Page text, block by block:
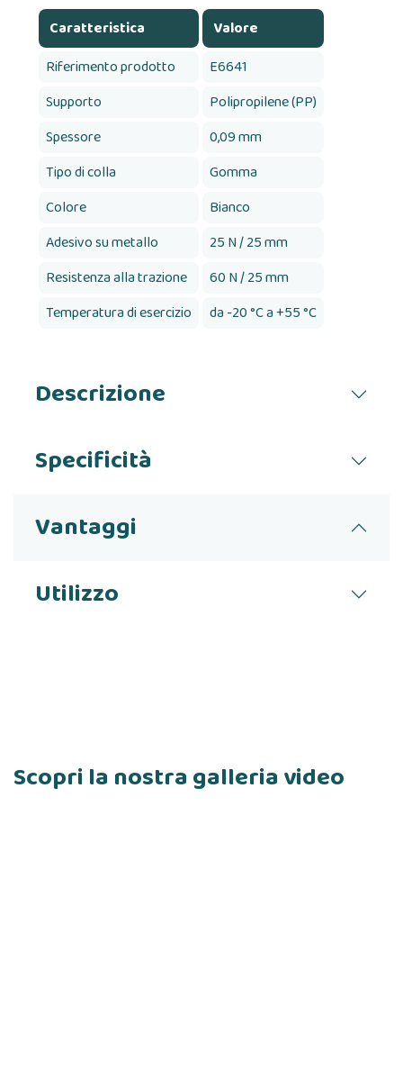
Caratteristica
Valore
Riferimento prodotto
E6641
Supporto
Polipropilene (PP)
Spessore
0,09 mm
Tipo di colla
Gomma
Colore
Bianco
Adesivo su metallo
25 N / 25 mm
Resistenza alla trazione
60 N / 25 mm
Temperatura di esercizio
da -20 °C a +55 °C
Descrizione
Specificità
Vantaggi
Utilizzo
Scopri la nostra galleria video